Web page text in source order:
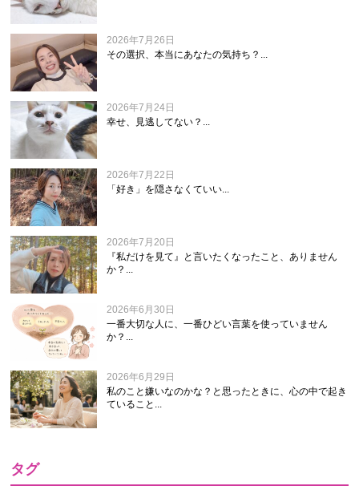
2026年7月26日
その選択、本当にあなたの気持ち？...
2026年7月24日
幸せ、見逃してない？...
2026年7月22日
「好き」を隠さなくていい...
2026年7月20日
『私だけを見て』と言いたくなったこと、ありません
か？...
2026年6月30日
一番大切な人に、一番ひどい言葉を使っていません
か？...
2026年6月29日
私のこと嫌いなのかな？と思ったときに、心の中で起き
ていること...
タグ